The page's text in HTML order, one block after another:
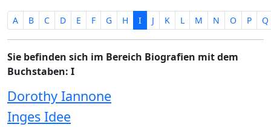
A B C D E F G H I J K L M N O P Q
Sie befinden sich im Bereich Biografien mit dem
Buchstaben: I
Dorothy Iannone
Inges Idee